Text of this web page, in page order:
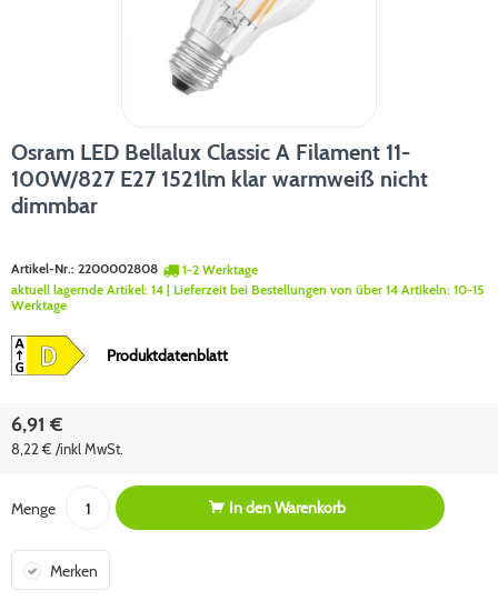
Osram LED Bellalux Classic A Filament 11-
100W/827 E27 1521lm klar warmweiß nicht
dimmbar
Artikel-Nr.: 2200002808
1-2 Werktage
aktuell lagernde Artikel: 14 | Lieferzeit bei Bestellungen von über 14 Artikeln: 10-15
Werktage
Produktdatenblatt
6,91 €
8,22 € /inkl MwSt.
Menge In denWarenkorb
Merken